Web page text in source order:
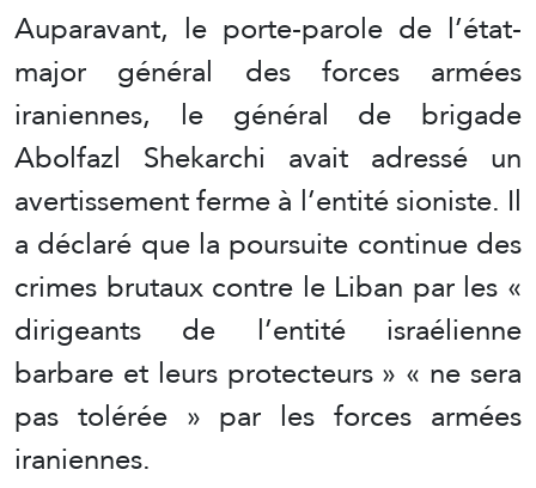
Auparavant, le porte-parole de l’état-
major général des forces armées
iraniennes, le général de brigade
Abolfazl Shekarchi avait adressé un
avertissement ferme à l’entité sioniste. Il
a déclaré que la poursuite continue des
crimes brutaux contre le Liban par les «
dirigeants de l’entité israélienne
barbare et leurs protecteurs » « ne sera
pas tolérée » par les forces armées
iraniennes.